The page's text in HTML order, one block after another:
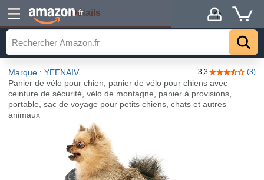
.fr
Marque : YEENAIV 3,3 3,3 sur 5(3)
Panier de vélo pour chien, panier de vélo pour chiens avec
ceinture de sécurité, vélo de montagne, panier à provisions,
portable, sac de voyage pour petits chiens, chats et autres
animaux
Détails